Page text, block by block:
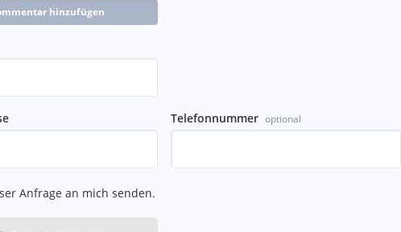
hinzufügen
Telefonnummer optional
Anfrage an mich senden.